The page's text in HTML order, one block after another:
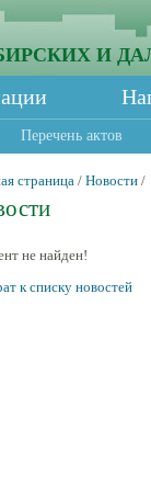
И
Перечень актов
страница / Новости /
не найден!
к списку новостей